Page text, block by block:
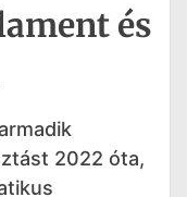
és
2022 óta,